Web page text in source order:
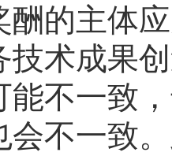
酬的主体
技术成果
能不一致
会不一致